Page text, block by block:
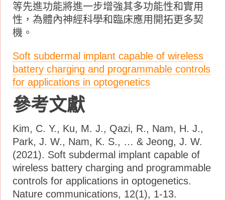
等先進功能將進一步增強其多功能性和實用
性，為體內神經科學和臨床應用開拓更多契
機。
Soft subdermal implant capable of wireless
battery charging and programmable controls
for applications in optogenetics
參考文獻
Kim, C. Y., Ku, M. J., Qazi, R., Nam, H. J.,
Park, J. W., Nam, K. S., … & Jeong, J. W.
(2021). Soft subdermal implant capable of
wireless battery charging and programmable
controls for applications in optogenetics.
Nature communications, 12(1), 1-13.